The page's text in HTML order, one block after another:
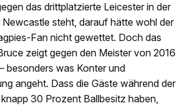
das drittplatzierte Leicester in der
steht, darauf hätte wohl der
Fan nicht gewettet. Doch das
zeigt gegen den Meister von 2016
besonders was Konter und
angeht. Dass die Gäste während der
30 Prozent Ballbesitz haben,